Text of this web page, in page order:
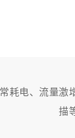
耗电、流量
描